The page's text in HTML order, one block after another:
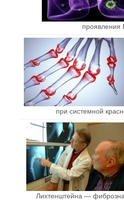
проявления
при системной
Лихтенштейна —